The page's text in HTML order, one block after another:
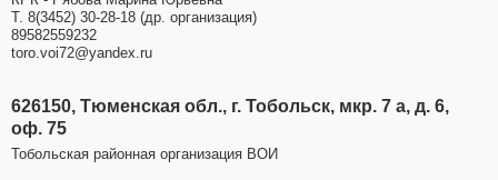
Т. 8(3452) 30-28-18 (др. организация)
89582559232
toro.voi72@yandex.ru
626150, Тюменская обл., г. Тобольск, мкр. 7 а, д. 6,
оф. 75
Тобольская районная организация ВОИ